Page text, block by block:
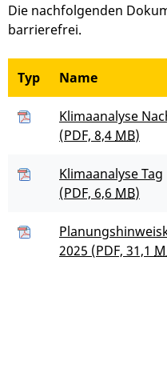
Die nachfolgenden
barrierefrei.
Typ Name
Klimaanalyse
(PDF, 8,4 MB)
Klimaanalyse Tag
(PDF, 6,6 MB)
2025 (PDF, 31,1